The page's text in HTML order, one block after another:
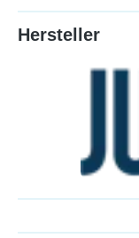
Hersteller